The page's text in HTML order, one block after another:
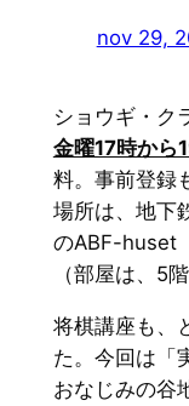
nov 29,
ショウギ・ク
金曜17時から
料。事前登録
場所は、地下
のABF-huset
（部屋は、5
将棋講座も、
た。今回は「
おなじみの谷